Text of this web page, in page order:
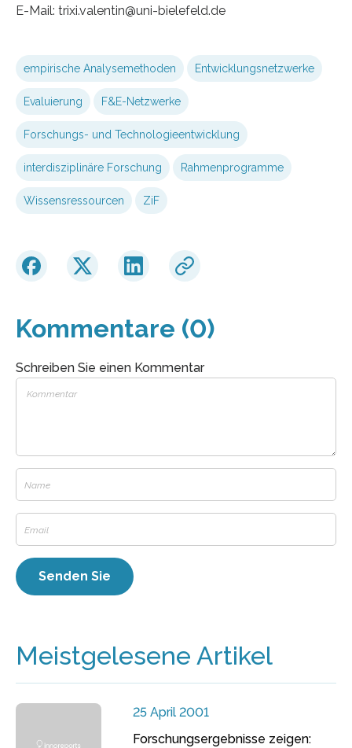
E-Mail: trixi.valentin@uni-bielefeld.de
empirische Analysemethoden Entwicklungsnetzwerke
Evaluierung F&E-Netzwerke
Forschungs- und Technologieentwicklung
interdisziplinäre Forschung Rahmenprogramme
Wissensressourcen ZiF
Kommentare (0)
Schreiben Sie einen Kommentar
Meistgelesene Artikel
25 April 2001
Forschungsergebnisse zeigen: